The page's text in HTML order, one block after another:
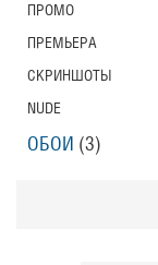
ПРОМО
ПРЕМЬЕРА
СКРИНШОТЫ
NUDE
ОБОИ (3)